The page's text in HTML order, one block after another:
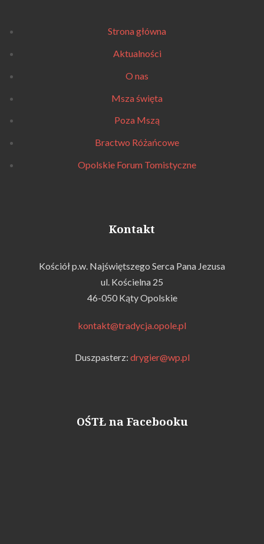
Strona główna
Aktualności
O nas
Msza święta
Poza Mszą
Bractwo Różańcowe
Opolskie Forum Tomistyczne
Kontakt
Kościół p.w. Najświętszego Serca Pana Jezusa
ul. Kościelna 25
46-050 Kąty Opolskie
kontakt@tradycja.opole.pl
Duszpasterz: drygier@wp.pl
OŚTŁ na Facebooku